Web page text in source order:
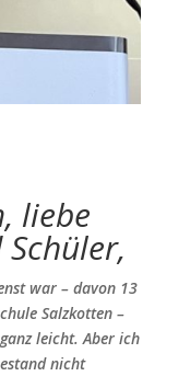
liebe
war – davon 13
Salzkotten –
leicht. Aber ich
nicht